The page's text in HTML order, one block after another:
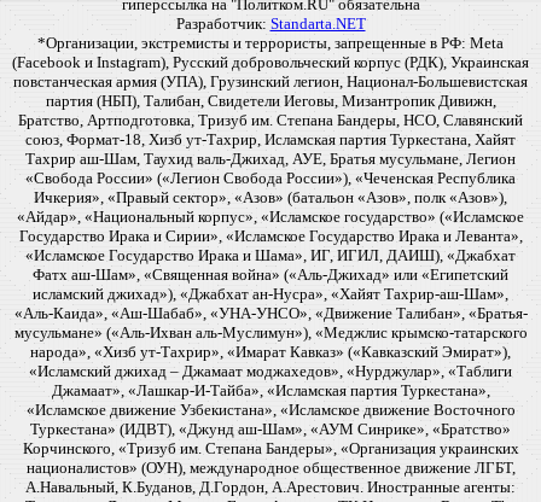
гиперссылка на "Политком.RU" обязательна
Разработчик: Standarta.NET
*Организации, экстремисты и террористы, запрещенные в РФ: Meta
(Facebook и Instagram), Русский добровольческий корпус (РДК), Украинская
повстанческая армия (УПА), Грузинский легион, Национал-Большевистская
партия (НБП), Талибан, Свидетели Иеговы, Мизантропик Дивижн,
Братство, Артподготовка, Тризуб им. Степана Бандеры, НСО, Славянский
союз, Формат-18, Хизб ут-Тахрир, Исламская партия Туркестана, Хайят
Тахрир аш-Шам, Таухид валь-Джихад, АУЕ, Братья мусульмане, Легион
«Свобода России» («Легион Свобода России»), «Чеченская Республика
Ичкерия», «Правый сектор», «Азов» (батальон «Азов», полк «Азов»),
«Айдар», «Национальный корпус», «Исламское государство» («Исламское
Государство Ирака и Сирии», «Исламское Государство Ирака и Леванта»,
«Исламское Государство Ирака и Шама», ИГ, ИГИЛ, ДАИШ), «Джабхат
Фатх аш-Шам», «Священная война» («Аль-Джихад» или «Египетский
исламский джихад»), «Джабхат ан-Нусра», «Хайят Тахрир-аш-Шам»,
«Аль-Каида», «Аш-Шабаб», «УНА-УНСО», «Движение Талибан», «Братья-
мусульмане» («Аль-Ихван аль-Муслимун»), «Меджлис крымско-татарского
народа», «Хизб ут-Тахрир», «Имарат Кавказ» («Кавказский Эмират»),
«Исламский джихад – Джамаат моджахедов», «Нурджулар», «Таблиги
Джамаат», «Лашкар-И-Тайба», «Исламская партия Туркестана»,
«Исламское движение Узбекистана», «Исламское движение Восточного
Туркестана» (ИДВТ), «Джунд аш-Шам», «АУМ Синрике», «Братство»
Корчинского, «Тризуб им. Степана Бандеры», «Организация украинских
националистов» (ОУН), международное общественное движение ЛГБТ,
А.Навальный, К.Буданов, Д.Гордон, А.Арестович. Иностранные агенты: